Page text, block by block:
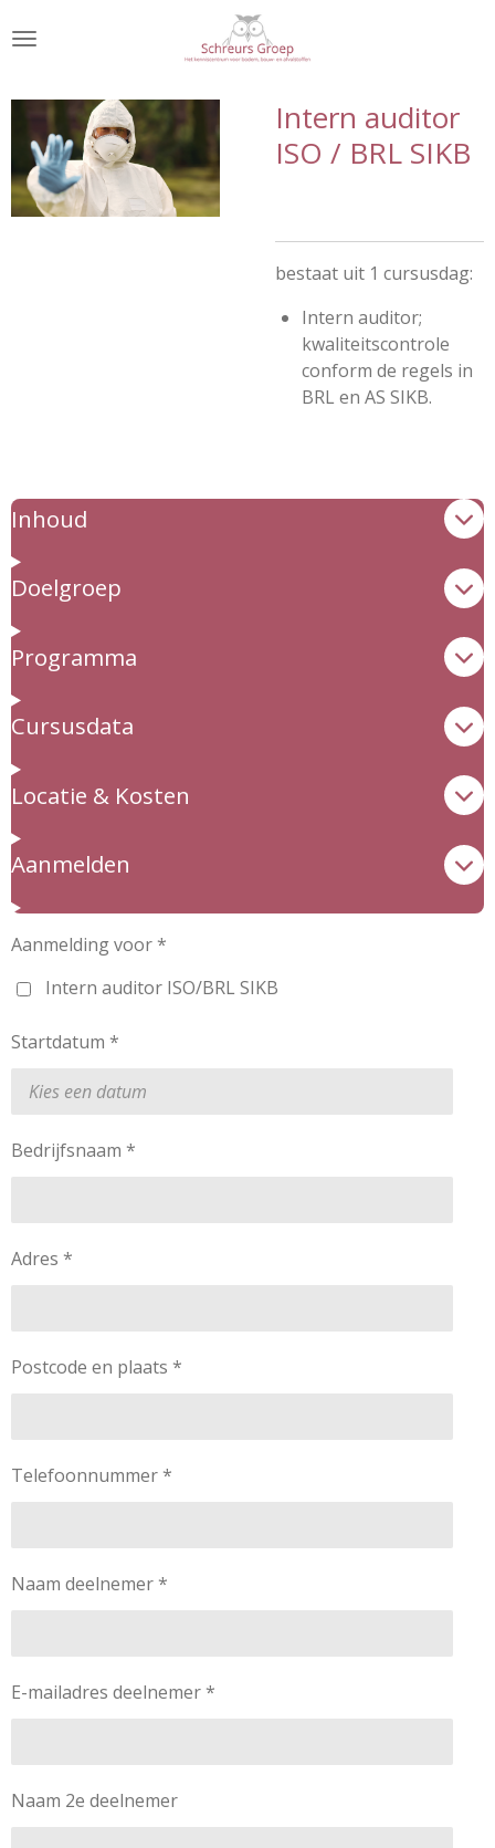
direct
de
hoofdinhoud
Intern auditor
ISO / BRL SIKB
bestaat uit 1 cursusdag:
Intern auditor;
kwaliteitscontrole
conform de regels in
BRL en AS SIKB.
Inhoud
Doelgroep
Programma
Cursusdata
Locatie & Kosten
Aanmelden
Aanmelding voor *
Intern auditor ISO/BRL SIKB
Startdatum *
Bedrijfsnaam *
Adres *
Postcode en plaats *
Telefoonnummer *
Naam deelnemer *
E-mailadres deelnemer *
Naam 2e deelnemer